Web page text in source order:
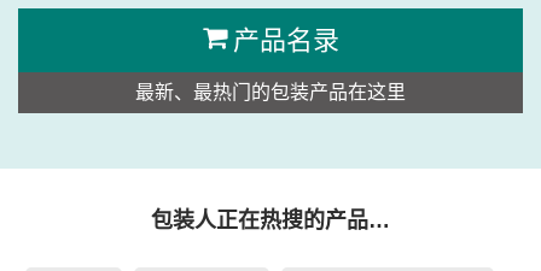
产品名录
最新、最热门的包装产品在这里
包装人正在热搜的产品…